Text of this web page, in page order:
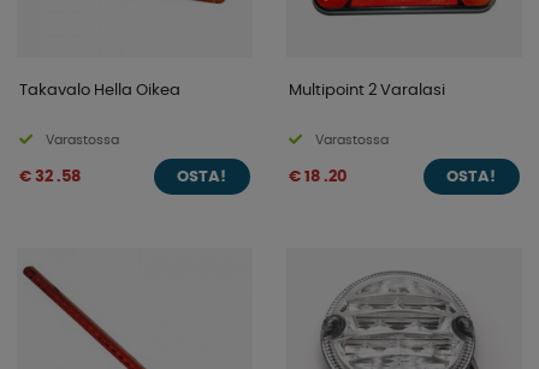
Takavalo Hella Oikea
Varastossa
€ 32 .58 OSTA!
Multipoint 2 Varalasi
Varastossa
€ 18 .20 OSTA!